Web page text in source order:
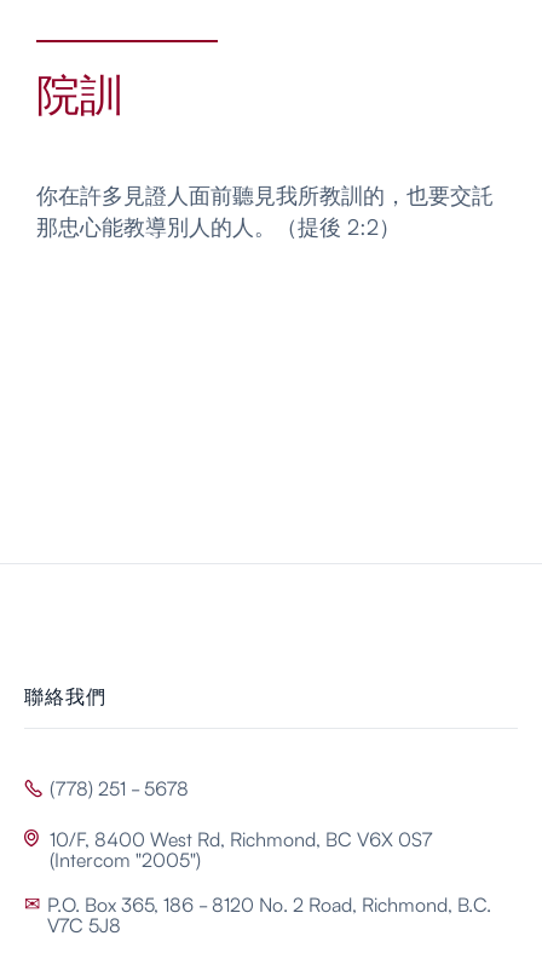
院訓
你在許多見證人面前聽見我所教訓的，也要交託
那忠心能教導別人的人。（提後 2:2）
聯絡我們
 (778) 251 - 5678
 10/F, 8400 West Rd, Richmond, BC V6X 0S7
(Intercom "2005")
✉ P.O. Box 365, 186 - 8120 No. 2 Road, Richmond, B.C.
V7C 5J8